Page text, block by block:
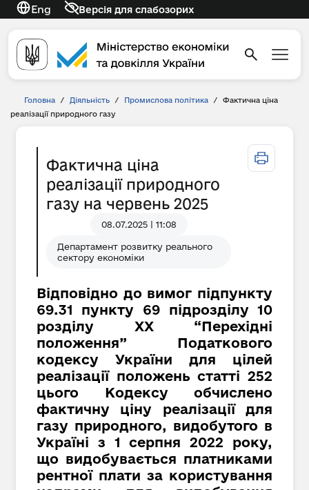
Eng Версія для слабозорих
Головна / Діяльність / Промислова політика /
Фактична ціна
реалізації природного газу
Фактична ціна
реалізації природного
газу на червень 2025
08.07.2025 | 11:08
Департамент розвитку реального
сектору економіки
Відповідно до вимог підпункту
69.31 пункту 69 підрозділу 10
розділу XX “Перехідні
положення” Податкового
кодексу України для цілей
реалізації положень статті 252
цього Кодексу обчислено
фактичну ціну реалізації для
газу природного, видобутого в
Україні з 1 серпня 2022 року,
що видобувається платниками
рентної плати за користування